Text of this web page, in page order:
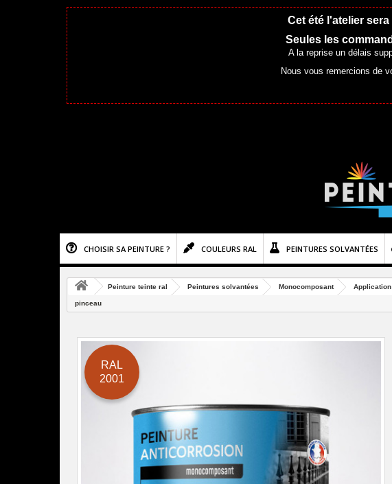
Cet été l'atelier
Seules les
A la reprise un délais
Nous vous remercions de
CHOISIR SA PEINTURE ? COULEURS RAL PEINTURES SOLVANTÉES
Peinture teinte ral Peintures solvantées Monocomposant
pinceau
RAL
2001